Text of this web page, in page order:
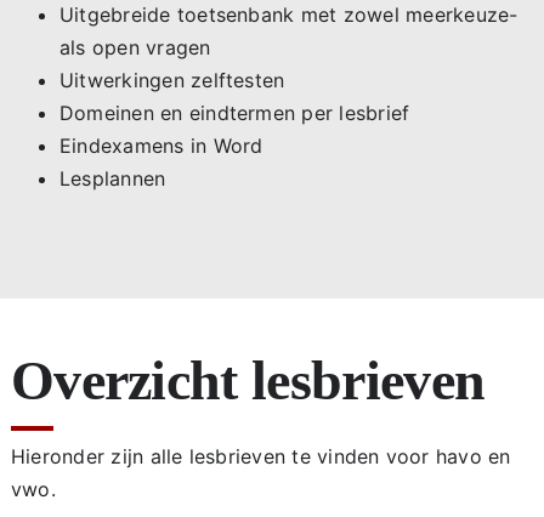
Uitgebreide toetsenbank met zowel meerkeuze-
als open vragen
Uitwerkingen zelftesten
Domeinen en eindtermen per lesbrief
Eindexamens in Word
Lesplannen
Overzicht lesbrieven
Hieronder zijn alle lesbrieven te vinden voor havo en
vwo.